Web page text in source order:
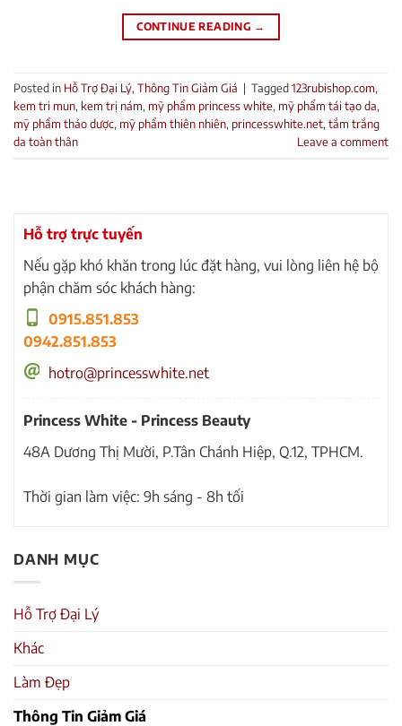
CONTINUE READING →
Posted in Hỗ Trợ Đại Lý,Thông Tin Giảm Giá | Tagged123rubishop.com,
kem tri mun, kem trị nám, mỹ phẩm princess white, mỹ phẩm tái tạo da,
mỹ phẩm thảo dược, mỹ phẩm thiên nhiên, princesswhite.net,tắm trắng
da toàn thân
Leave a comment
Hỗ trợ trực tuyến
Nếu gặp khó khăn trong lúc đặt hàng, vui lòng liên hệ bộ
phận chăm sóc khách hàng:
0915.851.853
0942.851.853
hotro@princesswhite.net
Princess White - Princess Beauty
48A Dương Thị Mười, P.Tân Chánh Hiệp, Q.12, TPHCM.
Thời gian làm việc: 9h sáng - 8h tối
DANH MỤC
Hỗ Trợ Đại Lý
Khác
Làm Đẹp
Thông Tin Giảm Giá